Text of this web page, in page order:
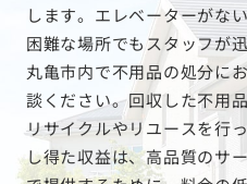
します。エレベーターがな
困難な場所でもスタッフが
丸亀市内で不用品の処分に
談ください。回収した不用
リサイクルやリユースを行
し得た収益は、高品質のサ